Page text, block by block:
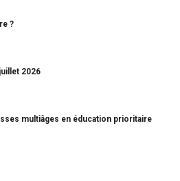
?
2026
multiâges en éducation prioritaire